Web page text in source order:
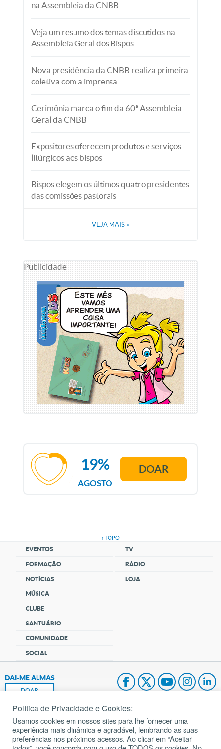
na Assembleia da CNBB
Veja um resumo dos temas discutidos na
Assembleia Geral dos Bispos
Nova presidência da CNBB realiza primeira
coletiva com a imprensa
Cerimônia marca o fim da 60ª Assembleia
Geral da CNBB
Expositores oferecem produtos e serviços
litúrgicos aos bispos
Bispos elegem os últimos quatro presidentes
das comissões pastorais
VEJA MAIS »
Publicidade
AGOSTO
19% DOAR
↑ TOPO
EVENTOS
FORMAÇÃO
NOTÍCIAS
MÚSICA
CLUBE
SANTUÁRIO
COMUNIDADE
SOCIAL
TV
RÁDIO
LOJA
DAI-ME ALMAS
DOAR
Fundação João Paulo II
Pedido de Oração
Política de Privacidade e Cookies:
Usamos cookies em nossos sites para lhe fornecer uma
experiência mais dinâmica e agradável, lembrando as suas
preferências nos próximos acessos. Ao clicar em “Aceitar